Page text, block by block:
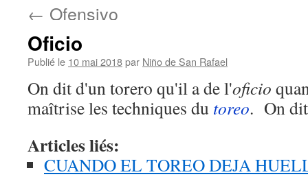
← Ofensivo
Oficio
Publié le 10 mai 2018par Niño de San Rafael
On dit d'un torero qu'il a de l'oficio
maîtrise les techniques du toreo. On
Articles liés:
CUANDO EL TOREO DEJA